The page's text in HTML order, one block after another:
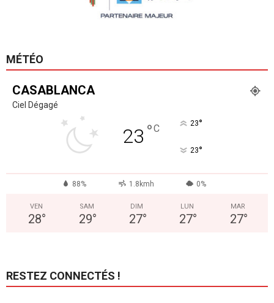
MÉTÉO
CASABLANCA
Ciel Dégagé
23 °C 23°
23°
88% 1.8kmh 0%
VEN
28°
SAM
29°
DIM
27°
LUN
27°
MAR
27°
RESTEZ CONNECTÉS !